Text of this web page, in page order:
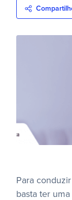
Para
basta ter